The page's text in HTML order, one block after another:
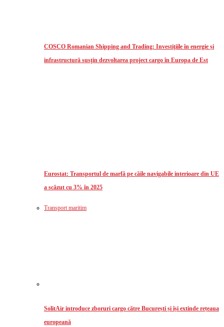
COSCO Romanian Shipping and Trading: Investiţiile în energie și
infrastructură susţin dezvoltarea project cargo în Europa de Est
Eurostat: Transportul de marfă pe căile navigabile interioare din UE
a scăzut cu 3% în 2025
Transport maritim
SolitAir introduce zboruri cargo către București și își extinde rețeaua
europeană